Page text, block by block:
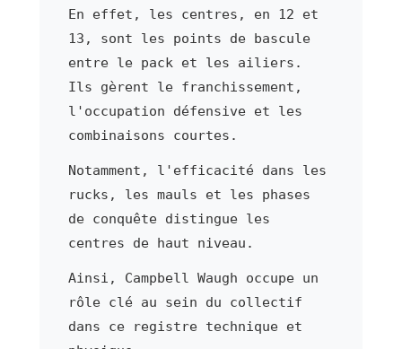
En effet, les centres, en 12 et
13, sont les points de bascule
entre le pack et les ailiers.
Ils gèrent le franchissement,
l'occupation défensive et les
combinaisons courtes.
Notamment, l'efficacité dans les
rucks, les mauls et les phases
de conquête distingue les
centres de haut niveau.
Ainsi, Campbell Waugh occupe un
rôle clé au sein du collectif
dans ce registre technique et